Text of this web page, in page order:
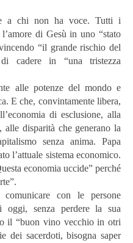
a chi non ha voce. Tutti i
di Gesù in uno “stato
“il grande rischio del
cadere in “una tristezza
alle potenze del mondo e
E che, convintamente libera,
di esclusione, alla
disparità che generano la
senza anima. Papa
l’attuale sistema economico.
economia uccide” perché
con le persone
oggi, senza perdere la sua
il “buon vino vecchio in otri
dei sacerdoti, bisogna saper